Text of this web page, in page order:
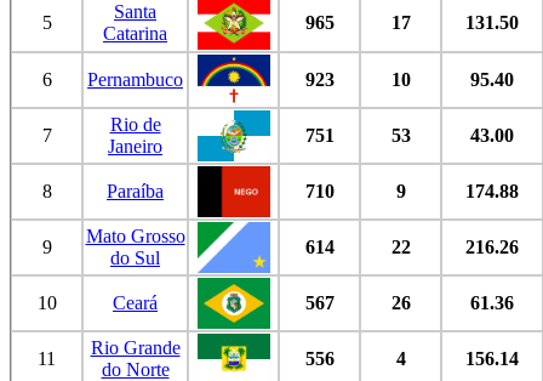
5
Santa
Catarina
965 17 131.50
6 Pernambuco 923 10 95.40
7
Rio de
Janeiro
751 53 43.00
8 Paraíba 710 9 174.88
9
Mato Grosso
do Sul
614 22 216.26
10 Ceará 567 26 61.36
11
Rio Grande
do Norte
556 4 156.14